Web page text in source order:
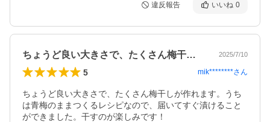
違反報告 いいね 0
ちょうど良い大きさで、たくさん梅干しが… 2025/7/10
5 mik********さん
ちょうど良い大きさで、たくさん梅干しが作れます。うち
は青梅のままつくるレシピなので、届いてすぐ漬けること
ができました。干すのが楽しみです！